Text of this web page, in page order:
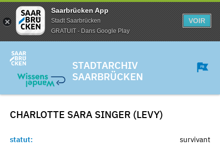
Saarbrücken App
Stadt Saarbrücken
GRATUIT - Dans Google Play
VOIR
STADTARCHIV
SAARBRÜCKEN
CHARLOTTE SARA SINGER (LEVY)
statut:
survivant